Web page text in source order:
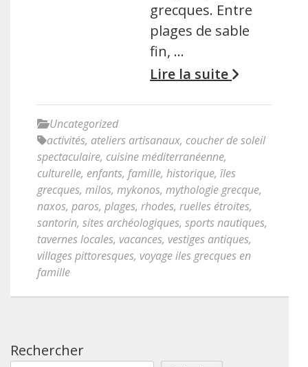
grecques. Entre
plages de sable
fin, …
Lire la suite
Uncategorized
activités, ateliers artisanaux, coucher de soleil
spectaculaire, cuisine méditerranéenne,
culturelle, enfants, famille, historique, îles
grecques, milos, mykonos, mythologie grecque,
naxos, paros, plages, rhodes, ruelles étroites,
santorin, sites archéologiques, sports nautiques,
tavernes locales, vacances, vestiges antiques,
villages pittoresques, voyage iles grecques en
famille
Rechercher